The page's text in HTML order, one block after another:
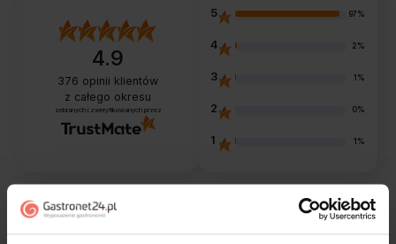
4.9
376 opinii klientów
z całego okresu
zebranych i zweryfikowanych przez
5 97%
4 2%
3 1%
2 0%
1 1%